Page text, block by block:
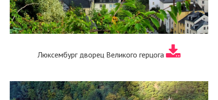
Люксембург дворец Великого герцога